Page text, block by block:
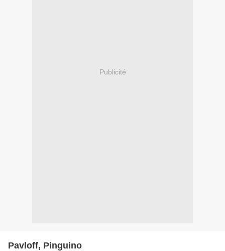
Publicité
Pavloff, Pinguino